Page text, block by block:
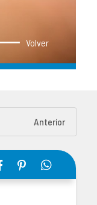
Volver
Anterior